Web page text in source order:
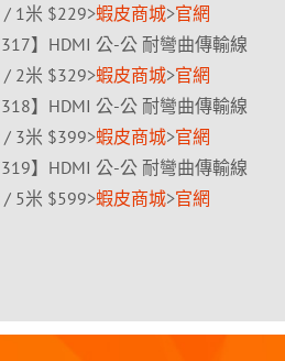
1米 $229>蝦皮商城>官網
】HDMI 公-公 耐彎曲傳輸線
2米 $329>蝦皮商城>官網
】HDMI 公-公 耐彎曲傳輸線
3米 $399>蝦皮商城>官網
】HDMI 公-公 耐彎曲傳輸線
5米 $599>蝦皮商城>官網